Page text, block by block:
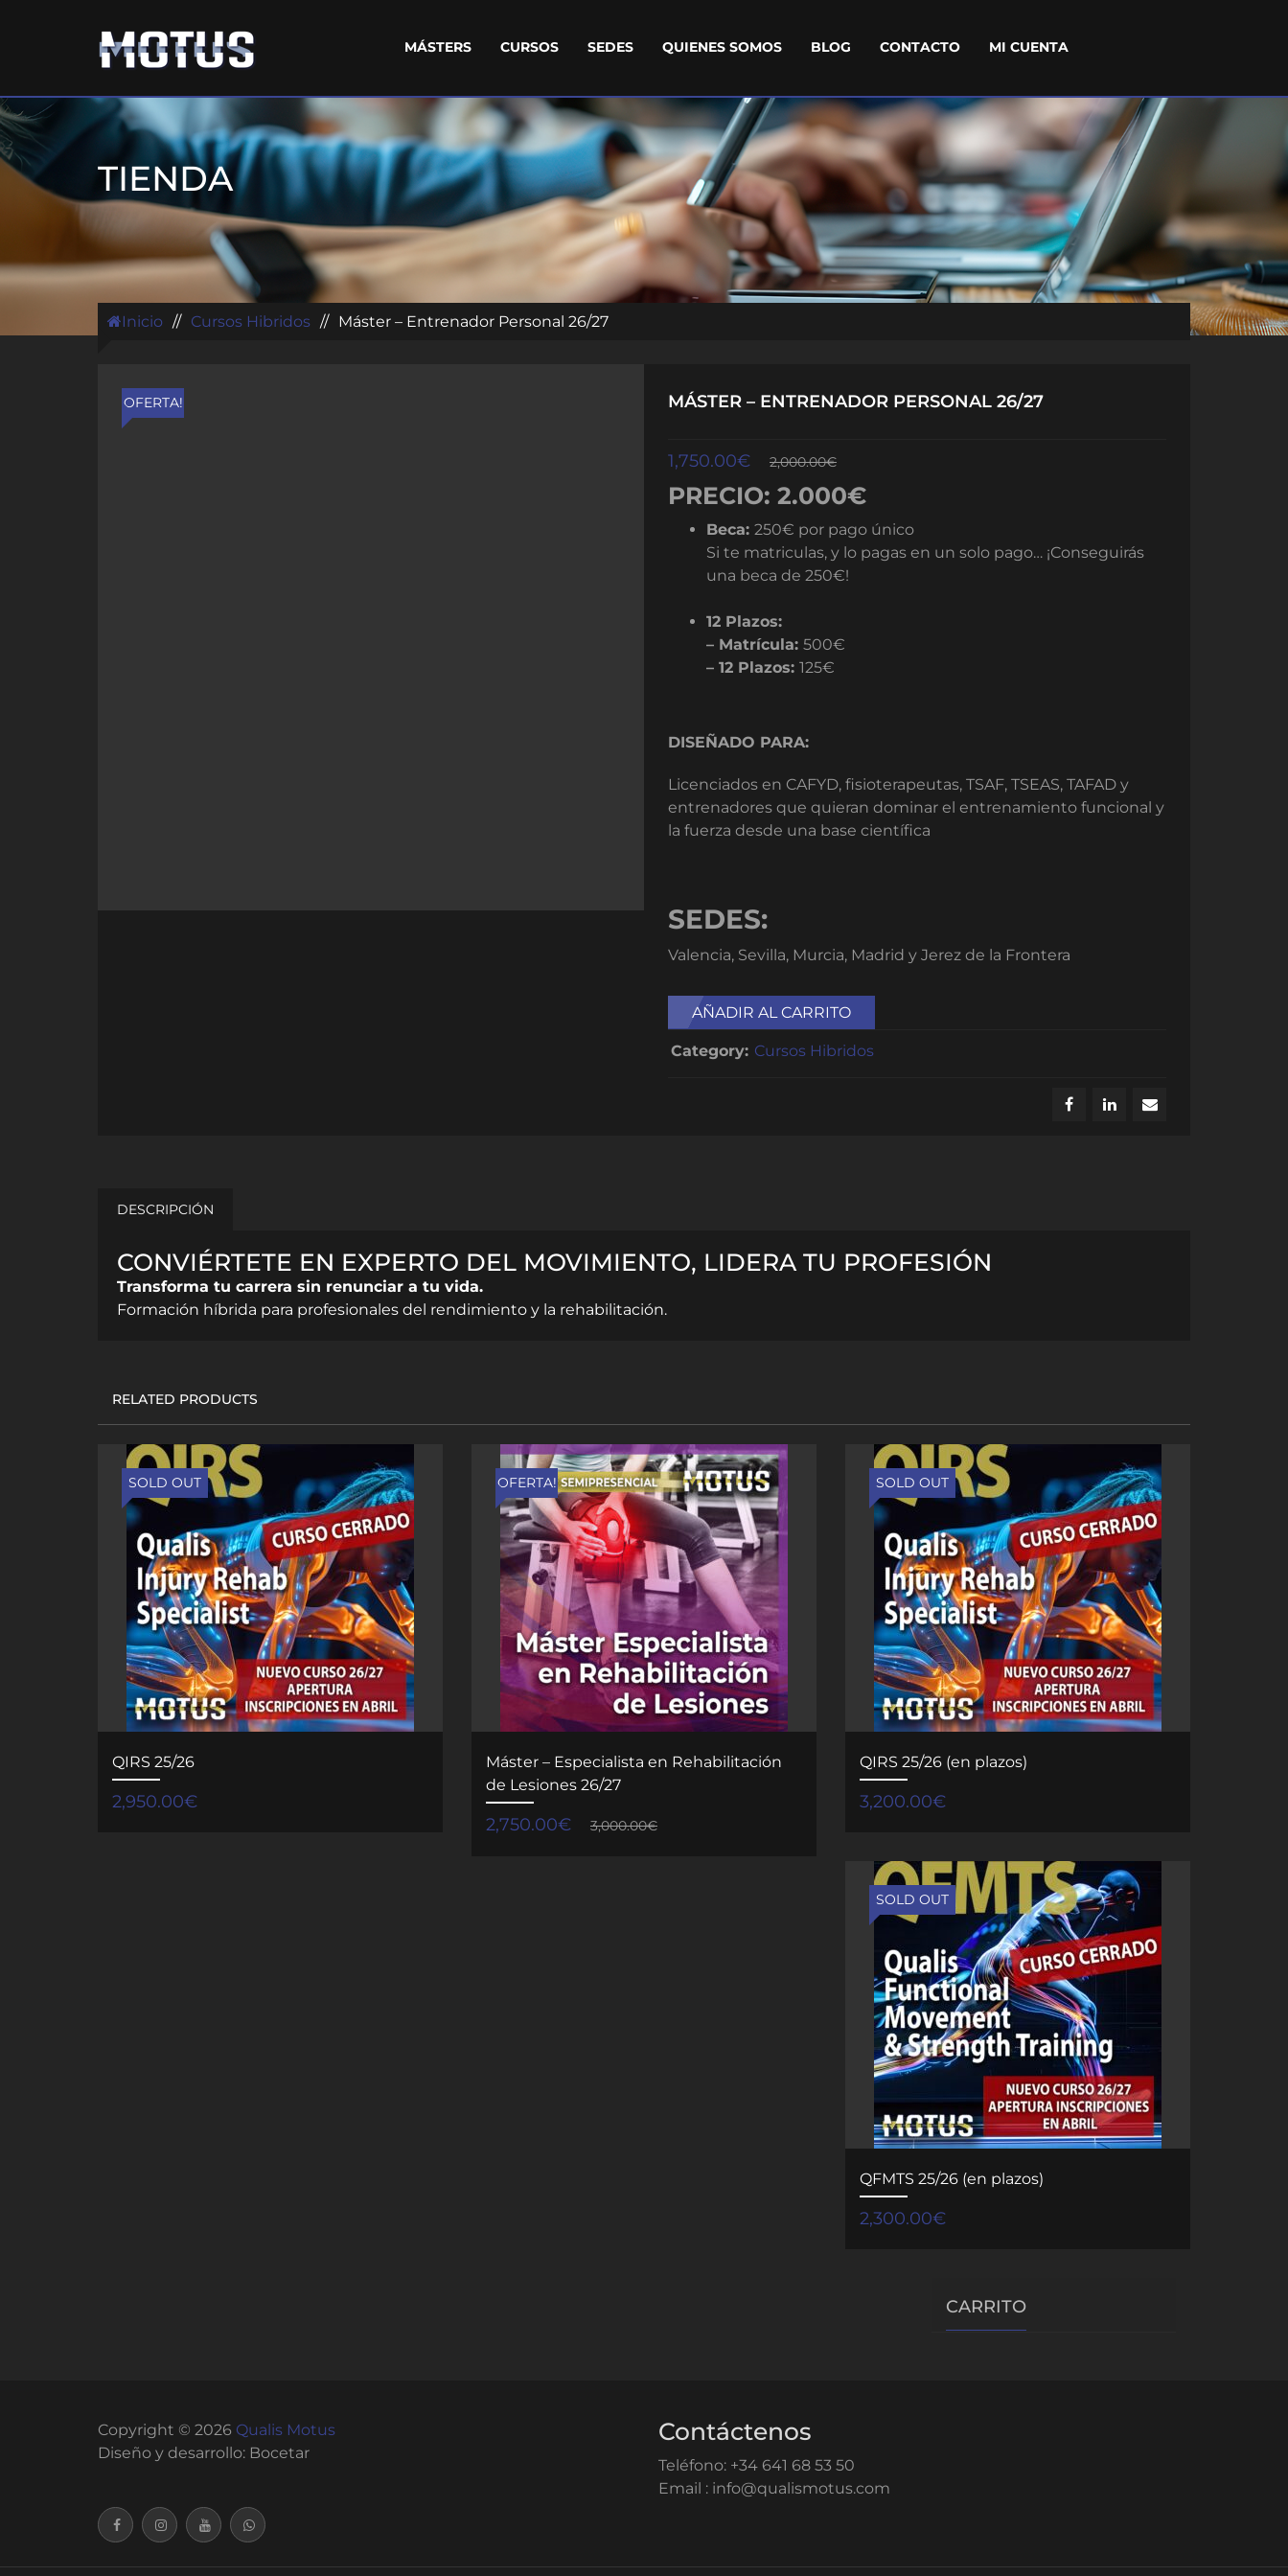
MÁSTERS CURSOS SEDES QUIENES SOMOS BLOG CONTACTO MI CUENTA
TIENDA
Inicio // Cursos Hibridos // Máster – Entrenador Personal 26/27
OFERTA! MÁSTER – ENTRENADOR PERSONAL 26/27
2,000.00€
1,750.00€
PRECIO: 2.000€
Beca: 250€ por pago único
Si te matriculas, y lo pagas en un solo pago… ¡Conseguirás
una beca de 250€!
12 Plazos:
– Matrícula: 500€
– 12 Plazos: 125€
DISEÑADO PARA:
Licenciados en CAFYD, fisioterapeutas, TSAF, TSEAS, TAFAD y
entrenadores que quieran dominar el entrenamiento funcional y
la fuerza desde una base científica
SEDES:
Valencia, Sevilla, Murcia, Madrid y Jerez de la Frontera
AÑADIR AL CARRITO
Category: Cursos Hibridos
DESCRIPCIÓN
CONVIÉRTETE EN EXPERTO DEL MOVIMIENTO, LIDERA TU PROFESIÓN
Transforma tu carrera sin renunciar a tu vida.
Formación híbrida para profesionales del rendimiento y la rehabilitación.
RELATED PRODUCTS
SOLD OUT
QIRS 25/26
2,950.00€
OFERTA!
Máster – Especialista en Rehabilitación
de Lesiones 26/27
3,000.00€
2,750.00€
SOLD OUT
QIRS 25/26 (en plazos)
3,200.00€
SOLD OUT
QFMTS 25/26 (en plazos)
2,300.00€
CARRITO
Copyright © 2026 Qualis Motus
Diseño y desarrollo: Bocetar
Contáctenos
Teléfono: +34 641 68 53 50
Email : info@qualismotus.com